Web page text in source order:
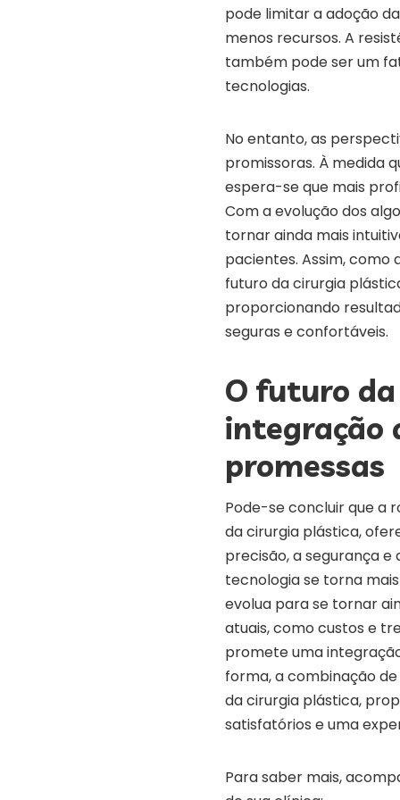
pode limitar a adoção
menos recursos. A
também pode ser um
tecnologias.
No entanto, as
promissoras. À medida
espera-se que mais
Com a evolução dos
tornar ainda mais
pacientes. Assim, como
futuro da cirurgia
proporcionando
seguras e confortáveis.
O futuro
integração
promessas
Pode-se concluir que a
da cirurgia plástica,
precisão, a segurança
tecnologia se torna
evolua para se tornar
atuais, como custos e
promete uma
forma, a combinação
da cirurgia plástica,
satisfatórios e uma
Para saber mais,